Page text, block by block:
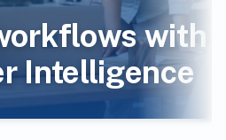
with
Intelligence